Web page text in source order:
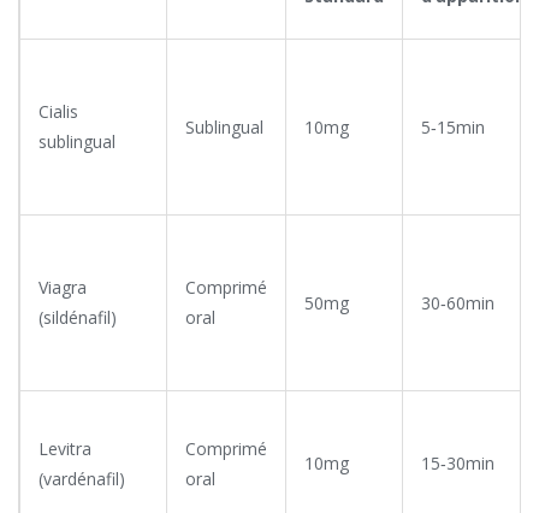
Cialis
sublingual
Sublingual 10mg 5‑15min
Viagra
(sildénafil)
Comprimé
oral
50mg 30‑60min
Levitra
(vardénafil)
Comprimé
oral
10mg 15‑30min